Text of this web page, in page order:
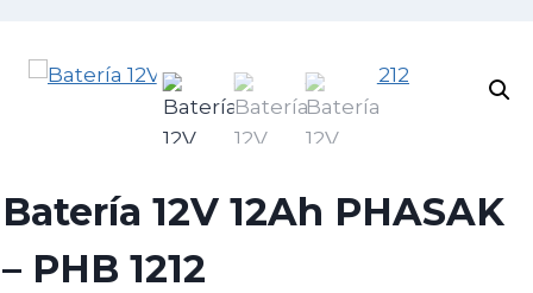
Batería 12V 12Ah PHASAK
– PHB 1212